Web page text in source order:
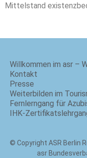
Mittelstand
Willkommen im asr –
Kontakt
Presse
Weiterbilden im
Fernlerngang für
IHK-
© Copyright ASR Berlin
asr